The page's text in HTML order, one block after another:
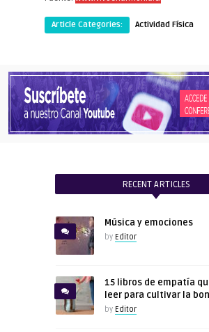
Article Categories: Actividad Física
RECENT ARTICLES
Música y emociones
by Editor
15 libros de empatía
leer para cultivar la
by Editor